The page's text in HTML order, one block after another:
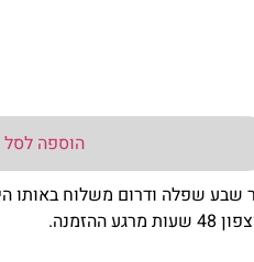
הוספה לסל